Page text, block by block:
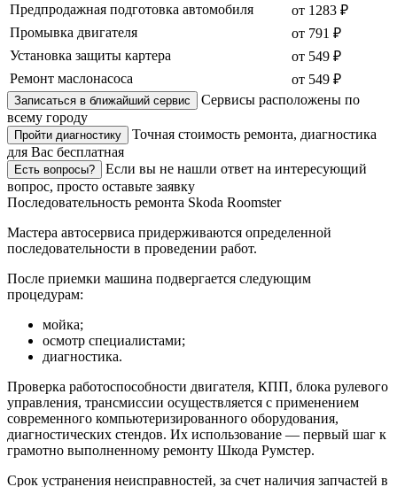
Предпродажная подготовка автомобиля
от 1283 ₽
Промывка двигателя
от 791 ₽
Установка защиты картера
от 549 ₽
Ремонт маслонасоса
от 549 ₽
Записаться в ближайший сервис
Сервисы расположены по
всему городу
Пройти диагностику
Точная стоимость ремонта, диагностика
для Вас бесплатная
Есть вопросы?
Если вы не нашли ответ на интересующий
вопрос, просто оставьте заявку
Последовательность ремонта Skoda Roomster
Мастера автосервиса придерживаются определенной
последовательности в проведении работ.
После приемки машина подвергается следующим
процедурам:
мойка;
осмотр специалистами;
диагностика.
Проверка работоспособности двигателя, КПП, блока рулевого
управления, трансмиссии осуществляется с применением
современного компьютеризированного оборудования,
диагностических стендов. Их использование — первый шаг к
грамотно выполненному ремонту Шкода Румстер.
Срок устранения неисправностей, за счет наличия запчастей в